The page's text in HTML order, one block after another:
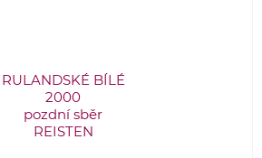
RULANDSKÉ BÍLÉ
2000
pozdní sběr
REISTEN